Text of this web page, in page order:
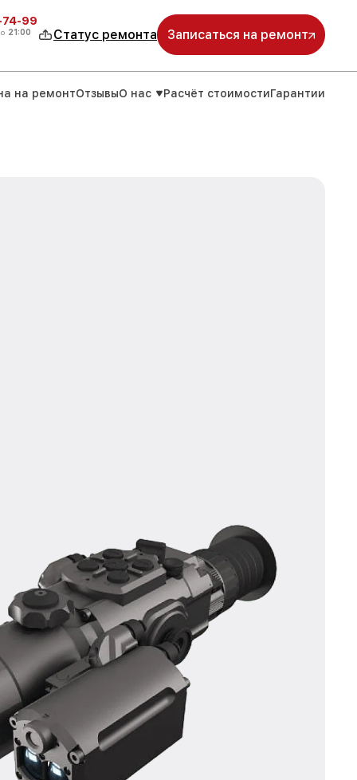
74-99
21:00 Статус ремонта Записаться на ремонт
на ремонтОтзывыО нас Расчёт стоимостиГарантии